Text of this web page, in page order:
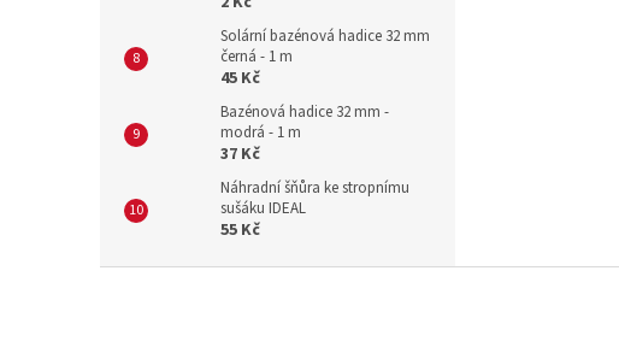
Solární bazénová hadice 32 mm
černá - 1 m
45 Kč
Bazénová hadice 32 mm -
modrá - 1 m
37 Kč
Náhradní šňůra ke stropnímu
sušáku IDEAL
55 Kč